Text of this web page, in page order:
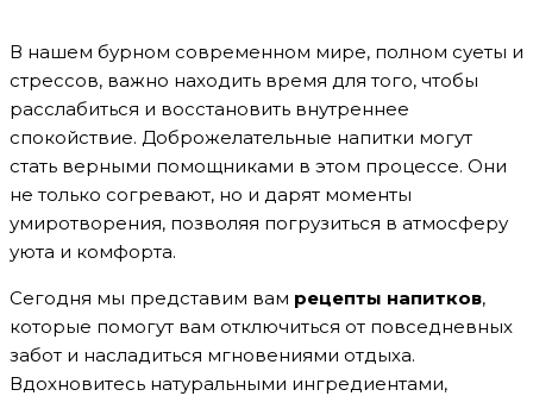
В нашем бурном современном мире, полном суеты и
стрессов, важно находить время для того, чтобы
расслабиться и восстановить внутреннее
спокойствие. Доброжелательные напитки могут
стать верными помощниками в этом процессе. Они
не только согревают, но и дарят моменты
умиротворения, позволяя погрузиться в атмосферу
уюта и комфорта.
Сегодня мы представим вам рецепты напитков,
которые помогут вам отключиться от повседневных
забот и насладиться мгновениями отдыха.
Вдохновитесь натуральными ингредиентами,